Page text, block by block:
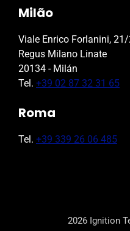
Milão
Viale Enrico Forlanini,
Regus Milano Linate
20134 - Milán
Tel. +39 02 87 32 31 65
Roma
Tel. +39 339 26 06 485
2026 Ignition